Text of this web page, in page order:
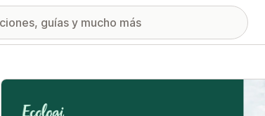
Galería de imágenes destacadas